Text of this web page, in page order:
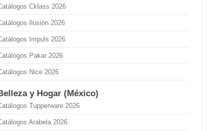
Cklass 2026
Ilusión 2026
Impuls 2026
Pakar 2026
Nice 2026
y Hogar (México)
Tupperware 2026
Arabela 2026